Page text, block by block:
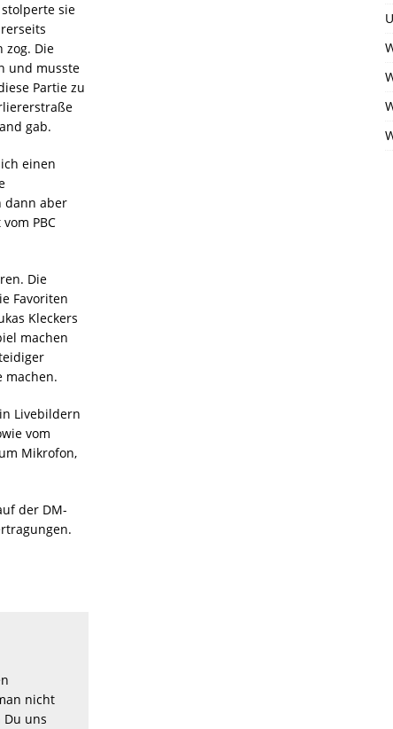
sie
zog. Die
und musste
Partie zu
gab.
einen
dann aber
PBC
Die
Favoriten
Kleckers
machen
machen.
Livebildern
vom
Mikrofon,
der DM-
nicht
uns